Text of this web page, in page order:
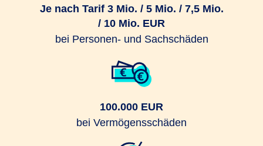
Je nach Tarif 3 Mio. / 5 Mio. / 7,5 Mio.
/ 10 Mio. EUR
bei Personen- und Sachschäden
100.000 EUR
bei Vermögensschäden